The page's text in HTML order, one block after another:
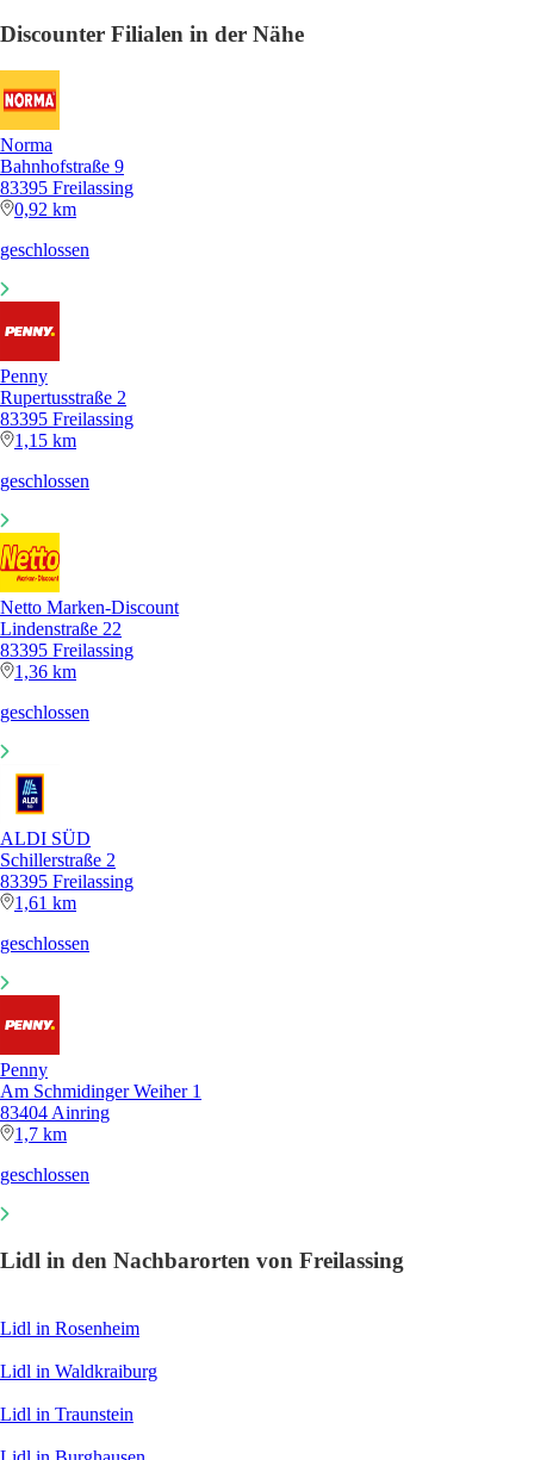
Discounter Filialen in der Nähe
Norma
Bahnhofstraße 9
83395 Freilassing
0,92 km
geschlossen
Penny
Rupertusstraße 2
83395 Freilassing
1,15 km
geschlossen
Netto Marken-Discount
Lindenstraße 22
83395 Freilassing
1,36 km
geschlossen
ALDI SÜD
Schillerstraße 2
83395 Freilassing
1,61 km
geschlossen
Penny
Am Schmidinger Weiher 1
83404 Ainring
1,7 km
geschlossen
Lidl in den Nachbarorten von Freilassing
Lidl in Rosenheim
Lidl in Waldkraiburg
Lidl in Traunstein